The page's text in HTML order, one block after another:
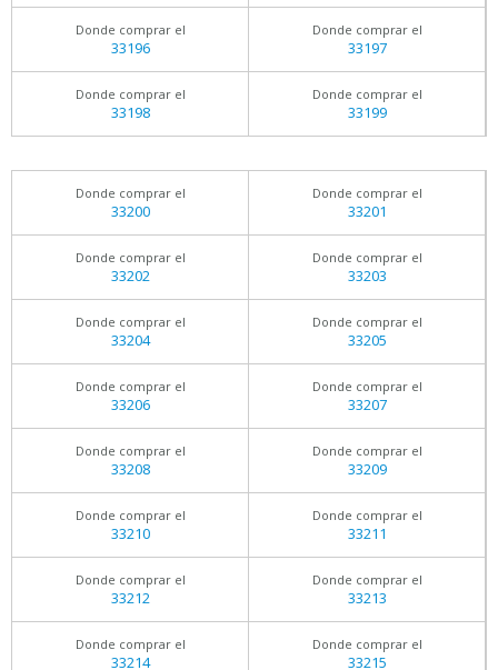
Donde comprar el
33196
Donde comprar el
33197
Donde comprar el
33198
Donde comprar el
33199
Donde comprar el
33200
Donde comprar el
33201
Donde comprar el
33202
Donde comprar el
33203
Donde comprar el
33204
Donde comprar el
33205
Donde comprar el
33206
Donde comprar el
33207
Donde comprar el
33208
Donde comprar el
33209
Donde comprar el
33210
Donde comprar el
33211
Donde comprar el
33212
Donde comprar el
33213
Donde comprar el
33214
Donde comprar el
33215